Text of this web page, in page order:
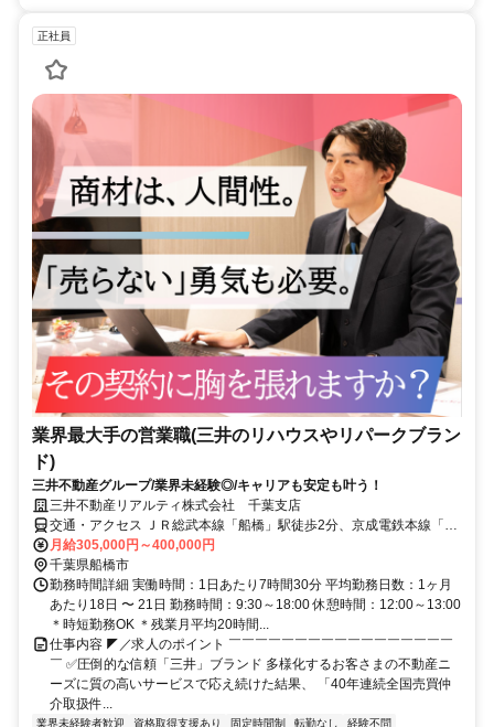
正社員
業界最大手の営業職(三井のリハウスやリパークブラン
ド)
三井不動産グループ/業界未経験◎/キャリアも安定も叶う！
三井不動産リアルティ株式会社 千葉支店
交通・アクセス ＪＲ総武本線「船橋」駅徒歩2分、京成電鉄本線「京
成船橋」駅徒歩2分
月給305,000円～400,000円
千葉県船橋市
勤務時間詳細 実働時間：1日あたり7時間30分 平均勤務日数：1ヶ月
あたり18日 〜 21日 勤務時間：9:30～18:00 休憩時間：12:00～13:00
＊時短勤務OK ＊残業月平均20時間...
仕事内容 ◤／求人のポイント ￣￣￣￣￣￣￣￣￣￣￣￣￣￣￣￣￣
￣ ✅圧倒的な信頼「三井」ブランド 多様化するお客さまの不動産ニ
ーズに質の高いサービスで応え続けた結果、 「40年連続全国売買仲
介取扱件...
業界未経験者歓迎 資格取得支援あり 固定時間制 転勤なし 経験不問